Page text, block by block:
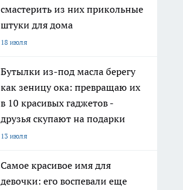
смастерить из них прикольные
штуки для дома
18 июля
Бутылки из-под масла берегу
как зеницу ока: превращаю их
в 10 красивых гаджетов -
друзья скупают на подарки
13 июля
Самое красивое имя для
девочки: его воспевали еще